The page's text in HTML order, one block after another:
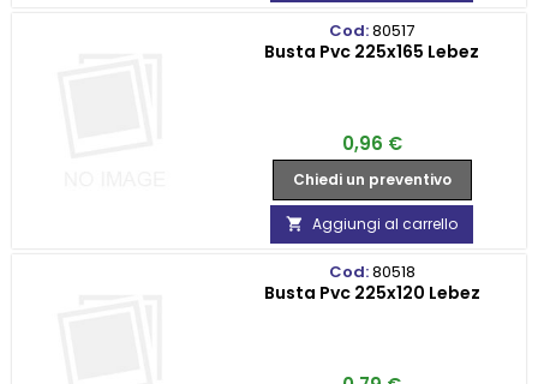
Cod:80517
Busta Pvc 225x165 Lebez
Prezzo
0,96 €
Chiedi un preventivo
 Aggiungi al carrello
Cod:80518
Busta Pvc 225x120 Lebez